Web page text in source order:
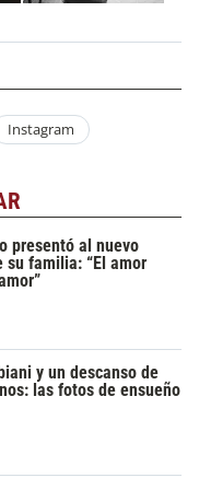
Instagram
presentó al nuevo
su familia: “El amor
y un descanso de
las fotos de ensueño